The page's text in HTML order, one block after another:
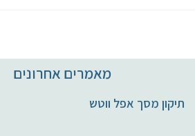
מאמרים אחרונים
תיקון מסך אפל ווטש